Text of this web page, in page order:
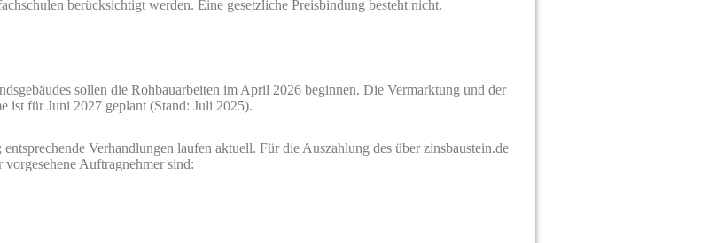
berücksichtigt werden. Eine gesetzliche Preisbindung besteht nicht.
sollen die Rohbauarbeiten im April 2026 beginnen. Die Vermarktung und der
ist für Juni 2027 geplant (Stand: Juli 2025).
Verhandlungen laufen aktuell. Für die Auszahlung des über zinsbaustein.de
Auftragnehmer sind: